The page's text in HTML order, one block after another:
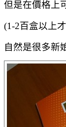
但是在價格上
(1-2百盒以上
自然是很多新